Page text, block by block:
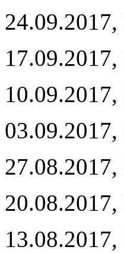
24.09.2017,
17.09.2017,
10.09.2017,
03.09.2017,
27.08.2017,
20.08.2017,
13.08.2017,